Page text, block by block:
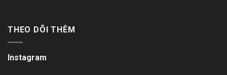
THEO DÕI THÊM
Instagram